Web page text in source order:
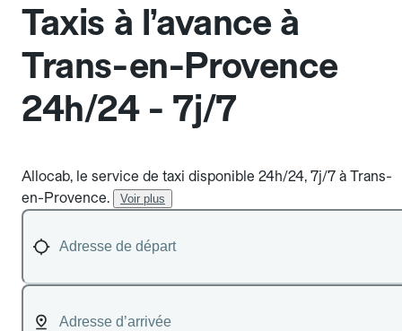
Taxis à l’avance à
Trans-en-Provence
24h/24 - 7j/7
Allocab, le service de taxi disponible 24h/24, 7j/7 à Trans-
en-Provence.
Voir plus